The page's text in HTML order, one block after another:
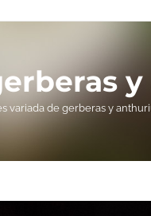
variada de gerberas y